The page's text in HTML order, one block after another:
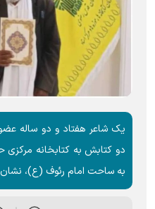
یک شاعر هفتاد و دو ساله
دو کتابش به کتابخانه
به ساحت امام رئوف (ع)،